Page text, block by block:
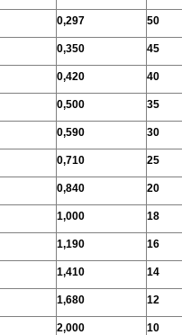
0,297 50
0,350 45
0,420 40
0,500 35
0,590 30
0,710 25
0,840 20
1,000 18
1,190 16
1,410 14
1,680 12
2,000 10